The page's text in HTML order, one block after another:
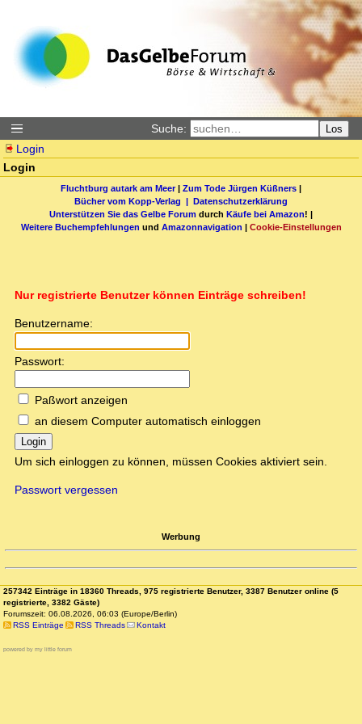
Suche: Los
Login
Login
Fluchtburg autark am Meer| Zum Tode Jürgen Küßners |
Bücher vom Kopp-Verlag | Datenschutzerklärung
Unterstützen Sie das Gelbe Forum durch Käufe bei Amazon! |
Weitere Buchempfehlungen und Amazonnavigation | Cookie-Einstellungen
Nur registrierte Benutzer können Einträge schreiben!
Benutzername:
Passwort:
Paßwort anzeigen
an diesem Computer automatisch einloggen
Login
Um sich einloggen zu können, müssen Cookies aktiviert sein.
Passwort vergessen
Werbung
257342 Einträge in 18360 Threads, 975 registrierte Benutzer, 3387 Benutzer online (5
registrierte, 3382 Gäste)
Forumszeit: 06.08.2026, 06:03 (Europe/Berlin)
RSS Einträge
RSS Threads Kontakt
powered by my little forum